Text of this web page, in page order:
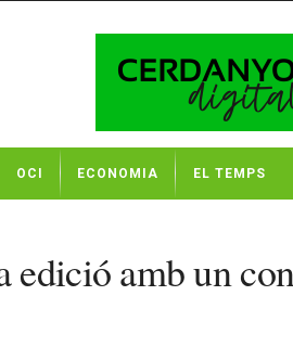
OCI ECONOMIA EL TEMPS
amb un